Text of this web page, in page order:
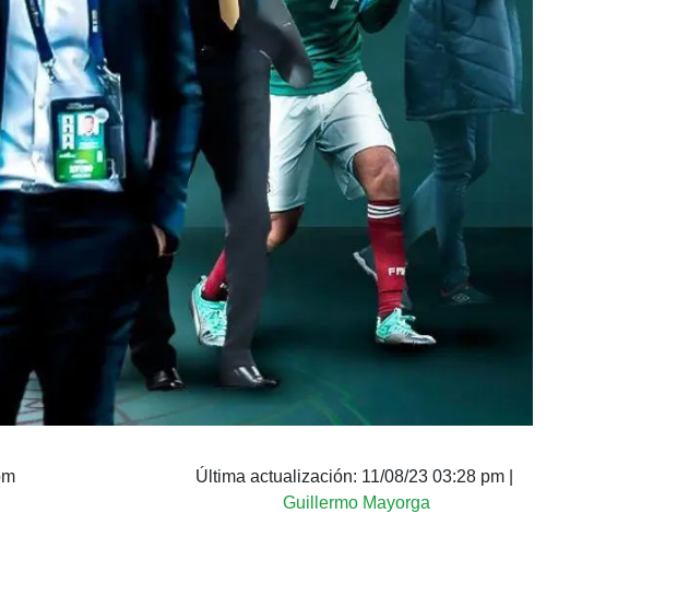
Última actualización: 11/08/23 03:28 pm|
Guillermo Mayorga